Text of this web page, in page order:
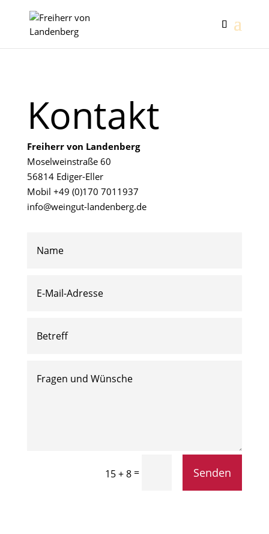
Kontakt
Freiherr von Landenberg
Moselweinstraße 60
56814 Ediger-Eller
Mobil +49 (0)170 7011937
info@weingut-landenberg.de
15 + 8 = Senden